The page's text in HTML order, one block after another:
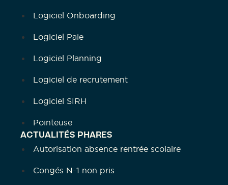
Logiciel Onboarding
Logiciel Paie
Logiciel Planning
Logiciel de recrutement
Logiciel SIRH
Pointeuse
ACTUALITÉS PHARES
Autorisation absence rentrée scolaire
Congés N-1 non pris